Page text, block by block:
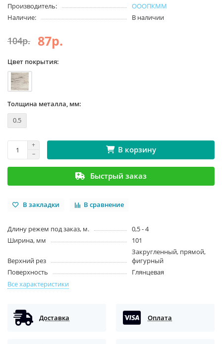
Производитель:
ОООПКММ
Наличие:
В наличии
104р. 87р.
Цвет покрытия:
Толщина металла, мм:
0.5
В корзину
Быстрый заказ
В закладки В сравнение
Длину режем под заказ, м.
0,5 - 4
Ширина, мм
101
Верхний рез
Закругленный, прямой,
фигурный
Поверхность
Глянцевая
Все характеристики
Доставка Оплата